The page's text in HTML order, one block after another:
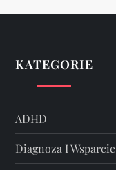
KATEGORIE
ADHD
Diagnoza I Wsparcie